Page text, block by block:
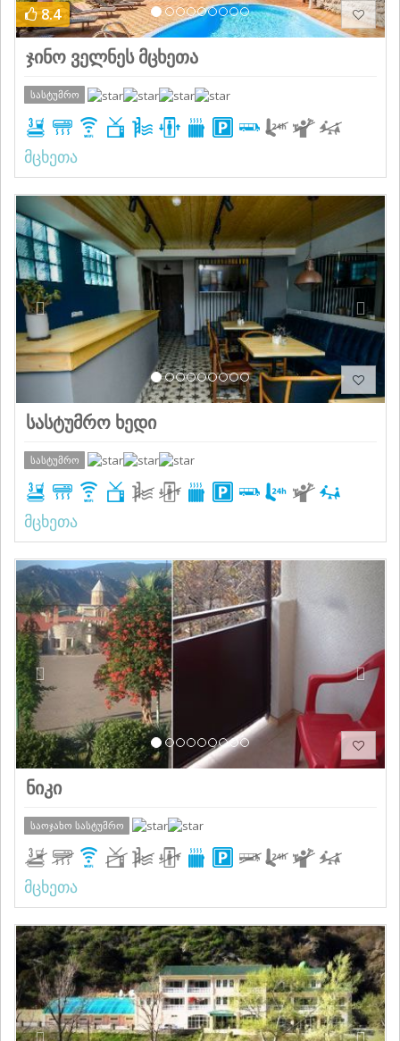
8.4
ჯინო ველნეს მცხეთა
სასტუმრო
მცხეთა
Previous Next
სასტუმრო ხედი
სასტუმრო
მცხეთა
Previous
ნიკი
საოჯახო სასტუმრო
მცხეთა
Previous Next